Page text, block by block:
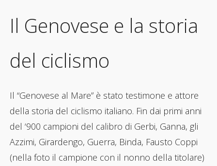
Il Genovese e la storia
del ciclismo
Il “Genovese al Mare” è stato testimone e attore
della storia del ciclismo italiano. Fin dai primi anni
del ‘900 campioni del calibro di Gerbi, Ganna, gli
Azzimi, Girardengo, Guerra, Binda, Fausto Coppi
(nella foto il campione con il nonno della titolare)